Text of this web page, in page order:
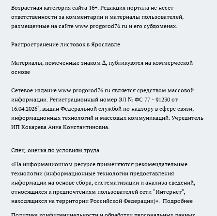
Возрастная категория сайта 16+. Редакция портала не несет
ответственности за комментарии и материалы пользователей,
размещенные на сайте www.progorod76.ru и его субдоменах.
Распространение листовок в Ярославле
Материалы, помеченные знаком ∆, публикуются на коммерческой
основе
Сетевое издание www.progorod76.ru является средством массовой
информации. Регистрационный номер ЭЛ № ФС 77 - 91230 от
16.04.2026", выдан Федеральной службой по надзору в сфере связи,
информационных технологий и массовых коммуникаций. Учредитель
ИП Кокарева Анна Константиновна.
Спец. оценка по условиям труда
«На информационном ресурсе применяются рекомендательные
технологии (информационные технологии предоставления
информации на основе сбора, систематизации и анализа сведений,
относящихся к предпочтениям пользователей сети "Интернет",
находящихся на территории Российской Федерации)». Подробнее